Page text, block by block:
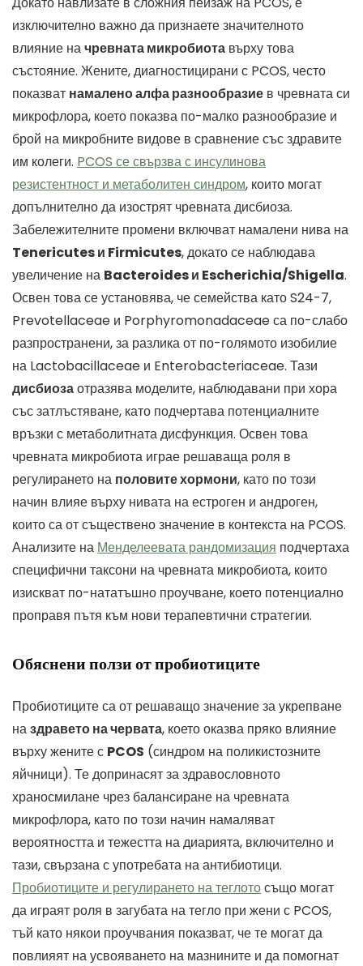
изключително важно да признаете значителното
влияние начревната микробиота върху това
състояние. Жените, диагностицирани с PCOS, често
показват намалено алфа разнообразие в чревната си
микрофлора, което показва по-малко разнообразие и
брой на микробните видове в сравнение със здравите
им колеги. PCOS се свързва с инсулинова
резистентност и метаболитен синдром, които могат
допълнително да изострят чревната дисбиоза.
Забележителните промени включват намалени нива на
Tenericutes и Firmicutes, докато се наблюдава
увеличение на Bacteroides и Escherichia/Shigella.
Освен това се установява, че семейства като S24-7,
Prevotellaceae и Porphyromonadaceae са по-слабо
разпространени, за разлика от по-голямото изобилие
на Lactobacillaceae и Enterobacteriaceae. Тази
дисбиозаотразява моделите, наблюдавани при хора
със затлъстяване, като подчертава потенциалните
връзки с метаболитната дисфункция. Освен това
чревната микробиота играе решаваща роля в
регулирането на половите хормони, като по този
начин влияе върху нивата на естроген и андроген,
които са от съществено значение в контекста на PCOS.
Анализите на Менделеевата рандомизация подчертаха
специфични таксони на чревната микробиота, които
изискват по-нататъшно проучване, което потенциално
проправя пътя към нови терапевтични стратегии.
Обяснени ползи от пробиотиците
Пробиотиците са от решаващо значение за укрепване
наздравето на червата, което оказва пряко влияние
върху жените с PCOS (синдром на поликистозните
яйчници). Те допринасят за здравословното
храносмилане чрез балансиране на чревната
микрофлора, като по този начин намаляват
вероятността и тежестта на диарията, включително и
тази, свързана с употребата на антибиотици.
Пробиотиците и регулирането на теглотосъщо могат
да играят роля в загубата на тегло при жени с PCOS,
тъй като някои проучвания показват, че те могат да
повлияят на усвояването на мазнините и да помогнат